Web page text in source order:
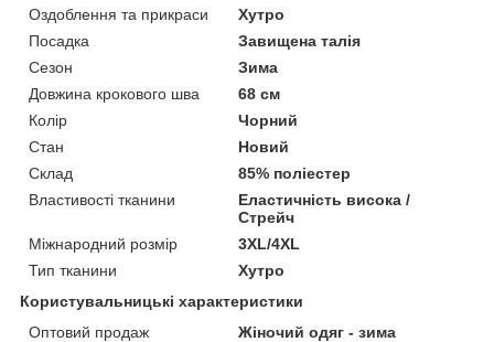
Оздоблення та прикраси
Хутро
Посадка
Завищена талія
Сезон
Зима
Довжина крокового шва
68 см
Колір
Чорний
Стан
Новий
Склад
85% поліестер
Властивості тканини
Еластичність висока /
Стрейч
Міжнародний розмір
3XL/4XL
Тип тканини
Хутро
Користувальницькі характеристики
Оптовий продаж
Жіночий одяг - зима